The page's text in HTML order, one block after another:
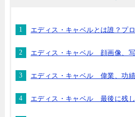
エディス・キャベルとは誰？プ
エディス・キャベル 顔画像、
エディス・キャベル 偉業、功績
エディス・キャベル 最後に残